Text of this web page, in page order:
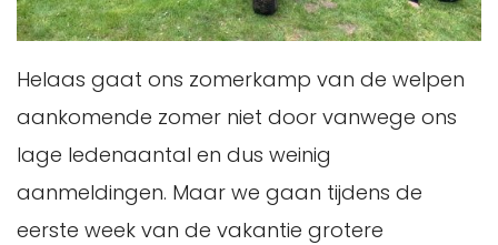
Helaas gaat ons zomerkamp van de welpen
aankomende zomer niet door vanwege ons
lage ledenaantal en dus weinig
aanmeldingen. Maar we gaan tijdens de
eerste week van de vakantie grotere